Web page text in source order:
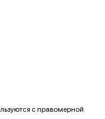
с правомерной